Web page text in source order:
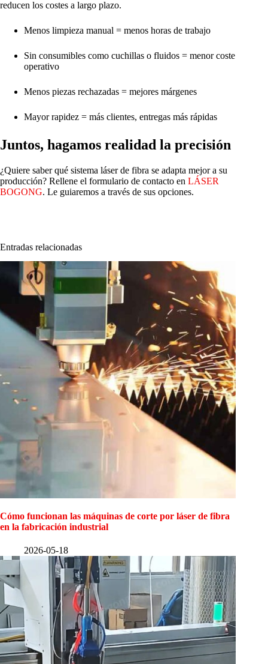
reducen los costes a largo plazo.
Menos limpieza manual = menos horas de trabajo
Sin consumibles como cuchillas o fluidos = menor coste
operativo
Menos piezas rechazadas = mejores márgenes
Mayor rapidez = más clientes, entregas más rápidas
Juntos, hagamos realidad la precisión
¿Quiere saber qué sistema láser de fibra se adapta mejor a su
producción? Rellene el formulario de contacto en LÁSER
BOGONG. Le guiaremos a través de sus opciones.
Entradas relacionadas
Cómo funcionan las máquinas de corte por láser de fibra
en la fabricación industrial
2026-05-18